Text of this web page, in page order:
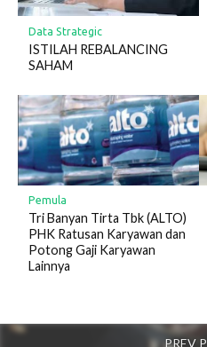
Data Strategic
ISTILAH REBALANCING
SAHAM
Pemula
Tri Banyan Tirta Tbk (ALTO)
PHK Ratusan Karyawan dan
Potong Gaji Karyawan
Lainnya
PREV